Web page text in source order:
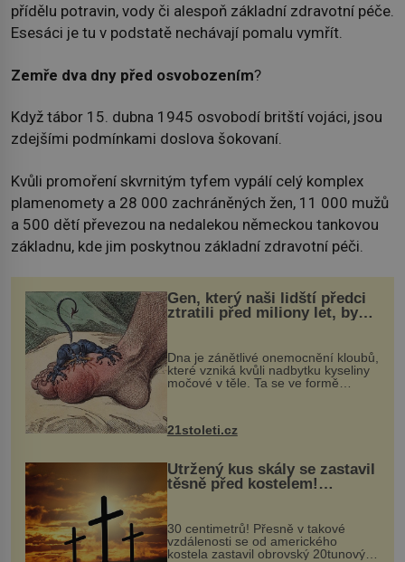
přídělu potravin, vody či alespoň základní zdravotní péče.
Esesáci je tu v podstatě nechávají pomalu vymřít.
Zemře dva dny před osvobozením?
Když tábor 15. dubna 1945 osvobodí britští vojáci, jsou
zdejšími podmínkami doslova šokovaní.
Kvůli promoření skvrnitým tyfem vypálí celý komplex
plamenomety a 28 000 zachráněných žen, 11 000 mužů
a 500 dětí převezou na nedalekou německou tankovou
základnu, kde jim poskytnou základní zdravotní péči.
Gen, který naši lidští předci
ztratili před miliony let, by
mohl pomoci s léčbou
„nemoci králů“
Dna je zánětlivé onemocnění kloubů,
které vzniká kvůli nadbytku kyseliny
močové v těle. Ta se ve formě
nohou, a způsobuje bole...
21stoleti.cz
Utržený kus skály se zastavil
těsně před kostelem!
Ochránila ho boží síla?
30 centimetrů! Přesně v takové
vzdálenosti se od amerického
kostela zastavil obrovský 20tunový